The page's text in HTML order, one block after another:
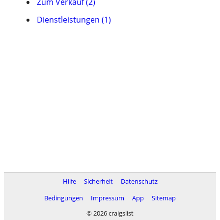
Dienstleistungen (1)
Hilfe Sicherheit
Datenschutz
Bedingungen
Impressum App
Sitemap
© 2026 craigslist